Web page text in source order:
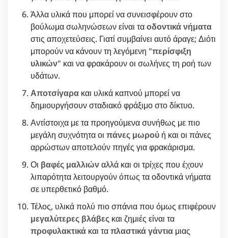
Άλλα υλικά που μπορεί να συνεισφέρουν στο
βούλωμα σωληνώσεων είναι ταοδοντικά νήματα
στις αποχετεύσεις. Γιατί συμβαίνει αυτό άραγε; Διότι
μπορούν να κάνουν τη λεγόμενη "περίσφιξη
υλικών" και να φρακάρουν οι σωλήνες τη ροή των
υδάτων.
Αποτσίγαρα και υλικά καπνού μπορεί να
δημιουργήσουν σταδιακό φράξιμο στο δίκτυο.
Αντίστοιχα με τα προηγούμενα συνήθως με πιο
μεγάλη συχνότητα οι πάνες μωρού ή και οι πάνες
αρρώστων αποτελούν πηγές για φρακάρισμα.
Οι βαφές μαλλιώναλλά και οι τρίχες που έχουν
λιπαρότητα λειτουργούν όπως τα οδοντικά νήματα
σε υπερθετικό βαθμό.
Τέλος, υλικά πολύ πιο σπάνια που όμως επιφέρουν
μεγαλύτερες βλάβες και ζημιές είναι τα
προφυλακτικά και ταπλαστικά γάντια μιας